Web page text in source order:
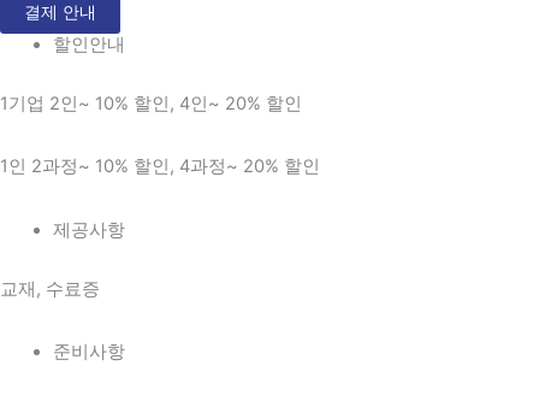
결제 안내
할인안내
1기업 2인~ 10% 할인, 4인~ 20% 할인
1인 2과정~ 10% 할인, 4과정~ 20% 할인​​
제공사항
교재, 수료증
준비사항